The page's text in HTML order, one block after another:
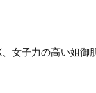
、女子力の高い姐